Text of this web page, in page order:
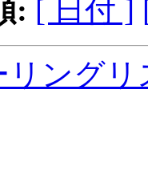
: [ 日付 ]
リング